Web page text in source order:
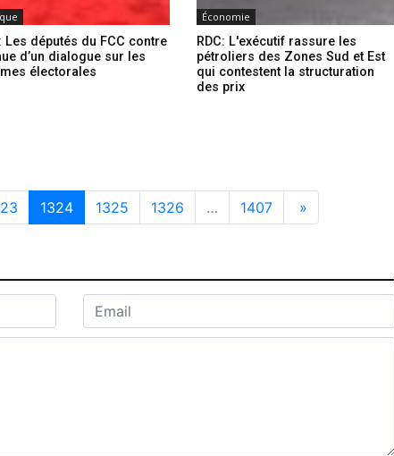
Les députés du FCC contre
d’un dialogue sur les
électorales
Économie
RDC: L'exécutif rassure les
pétroliers des Zones Sud et Est
qui contestent la structuration
des prix
1324 1325 1326 … 1407 »